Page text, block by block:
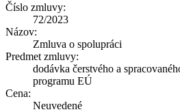
Číslo zmluvy:
72/2023
Názov:
Zmluva o spolupráci
Predmet zmluvy:
dodávka čerstvého a
programu EÚ
Cena:
Neuvedené